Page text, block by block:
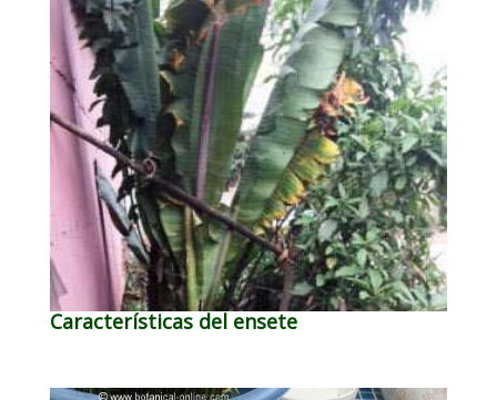
Características del ensete